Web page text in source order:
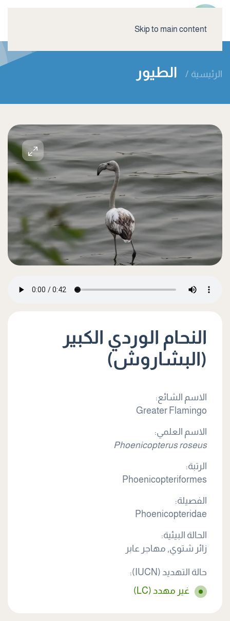
Skip to main content
الرئيسية الطيور
النحام الوردي الكبير
(البشاروش)
الاسم الشائع:
Greater Flamingo
الاسم العلمي:
Phoenicopterus roseus
الرتبة:
Phoenicopteriformes
الفصيلة:
Phoenicopteridae
الحالة البيئية:
زائر شتوي, مهاجر عابر
حالة التهديد (IUCN):
غير مهدد (LC)